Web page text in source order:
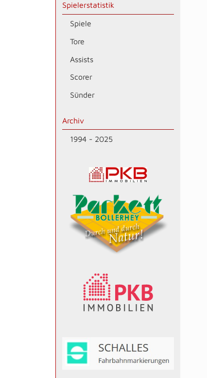
Spielerstatistik
Spiele
Tore
Assists
Scorer
Sünder
Archiv
1994 - 2025